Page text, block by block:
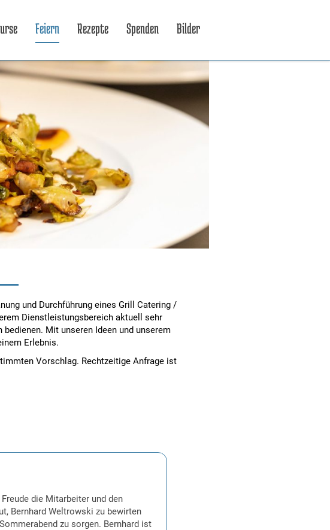
Feiern Rezepte Spenden Bilder
und Durchführung eines Grill Catering /
Dienstleistungsbereich aktuell sehr
Mit unseren Ideen und unserem
Erlebnis.
Vorschlag. Rechtzeitige Anfrage ist
die Mitarbeiter und den
Bernhard Weltrowski zu bewirten
zu sorgen. Bernhard ist